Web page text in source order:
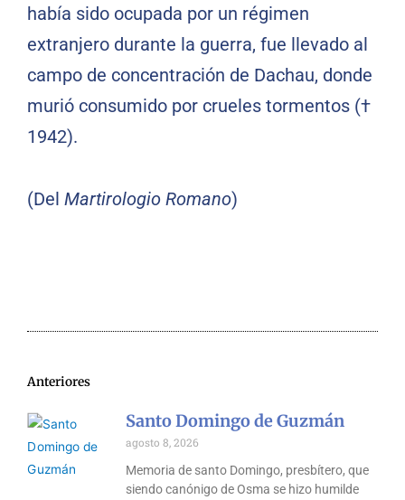
había sido ocupada por un régimen
extranjero durante la guerra, fue llevado al
campo de concentración de Dachau, donde
murió consumido por crueles tormentos (†
1942).
(Del Martirologio Romano)
Anteriores
Santo Domingo de Guzmán
agosto 8, 2026
Memoria de santo Domingo, presbítero, que
siendo canónigo de Osma se hizo humilde